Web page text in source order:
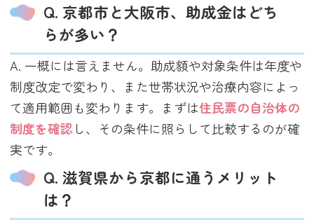
Q. 京都市と大阪市、助成金はどち
らが多い？
A. 一概には言えません。助成額や対象条件は年度や
制度改定で変わり、また世帯状況や治療内容によっ
て適用範囲も変わります。まずは住民票の自治体の
制度を確認し、その条件に照らして比較するのが確
実です。
Q. 滋賀県から京都に通うメリット
は？